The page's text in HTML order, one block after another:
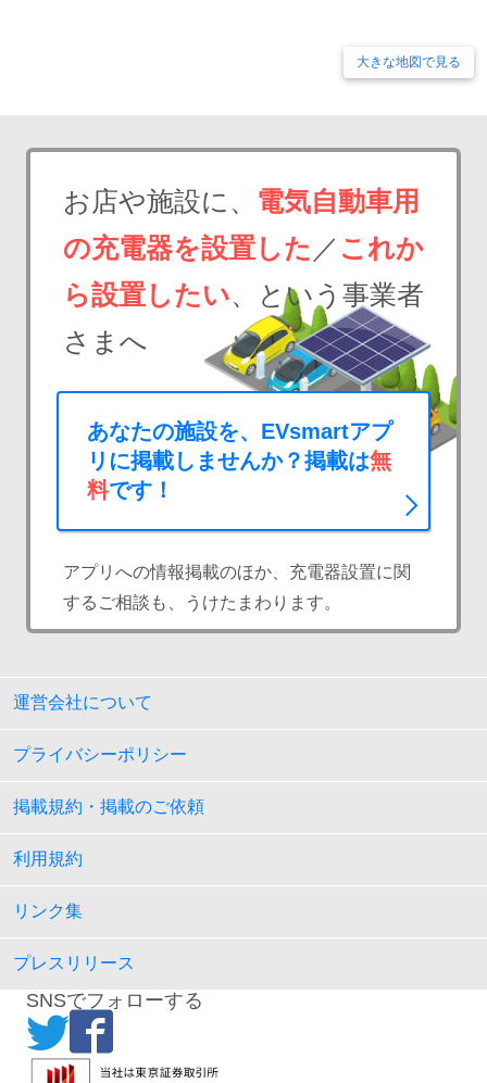
大きな地図で見る
お店や施設に、 電気自動車用
の充電器を設置した ／ これか
ら設置したい、という事業者
さまへ
あなたの施設を、EVsmartアプ
リに掲載しませんか？掲載は無
料です！
アプリへの情報掲載のほか、充電器設置に関
するご相談も、うけたまわります。
運営会社について
プライバシーポリシー
掲載規約・掲載のご依頼
利用規約
リンク集
プレスリリース
SNSでフォローする